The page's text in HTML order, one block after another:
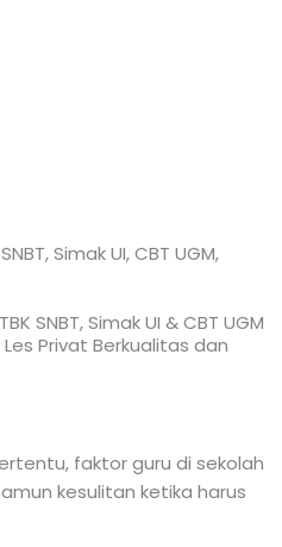
Simak UI, CBT UGM,
SNBT, Simak UI & CBT UGM
Privat Berkualitas dan
faktor guru di sekolah
kesulitan ketika harus